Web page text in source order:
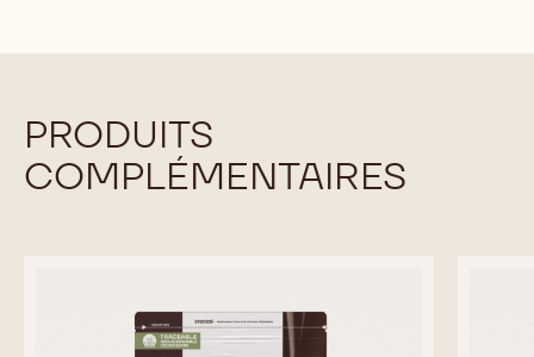
PRODUITS
COMPLÉMENTAIRES